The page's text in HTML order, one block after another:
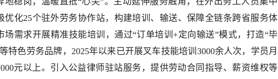
优化25个驻外劳务协作站，构建培训、输送、保障全链条跨省服务体
场需求开展精准技能培训，通过“订单培训+定向输送”模式，打造“毕
特色劳务品牌，2025年以来已开展叉车技能培训3000余人次，学员月
元以上。引入公益律师驻站服务，提供劳动合同指导、薪资维权等